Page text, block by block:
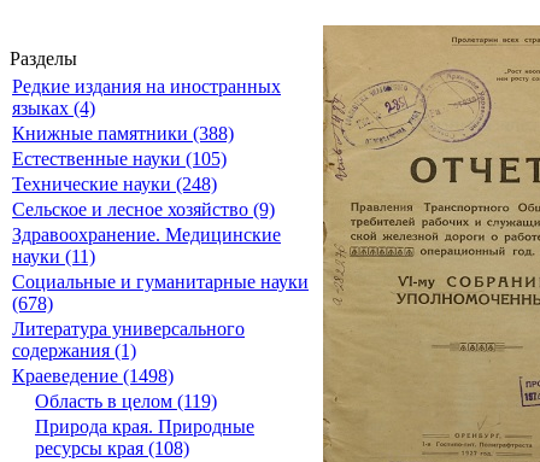
Разделы
Редкие издания на иностранных
языках (4)
Книжные памятники (388)
Естественные науки (105)
Технические науки (248)
Сельское и лесное хозяйство (9)
Здравоохранение. Медицинские
науки (11)
Социальные и гуманитарные науки
(678)
Литература универсального
содержания (1)
Краеведение (1498)
Область в целом (119)
Природа края. Природные
ресурсы края (108)